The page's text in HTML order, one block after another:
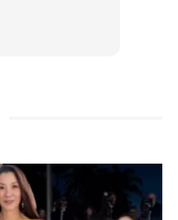
meruntun jiwa.
menengah banyak
tetapi apabila mereka
kecil-kecil sahaja di